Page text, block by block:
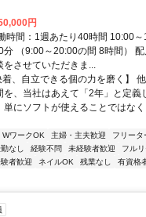
円
時間：1週あたり40時間 10:00
分 （9:00～20:00の間 8時間）
をさせていただきま...
、自立できる個の力を磨く】
を、当社はあえて「2年」と定義
にソフトが使えることではな
WワークOK 主婦・主夫歓迎 フリータ
なし 経験不問 未経験者歓迎
フル
者歓迎 ネイルOK 残業なし 有資格